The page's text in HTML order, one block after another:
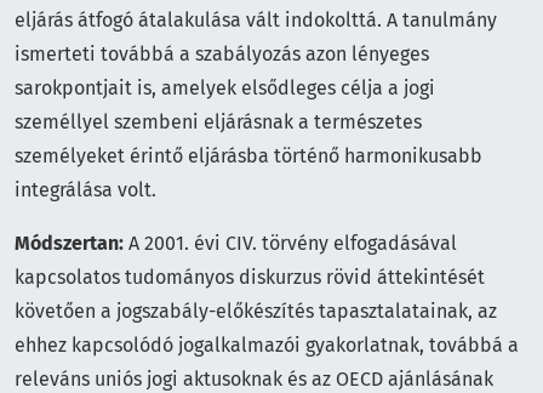
eljárás átfogó átalakulása vált indokolttá. A tanulmány
ismerteti továbbá a szabályozás azon lényeges
sarokpontjait is, amelyek elsődleges célja a jogi
személlyel szembeni eljárásnak a természetes
személyeket érintő eljárásba történő harmonikusabb
integrálása volt.
Módszertan: A 2001. évi CIV. törvény elfogadásával
kapcsolatos tudományos diskurzus rövid áttekintését
követően a jogszabály-előkészítés tapasztalatainak, az
ehhez kapcsolódó jogalkalmazói gyakorlatnak, továbbá a
releváns uniós jogi aktusoknak és az OECD ajánlásának